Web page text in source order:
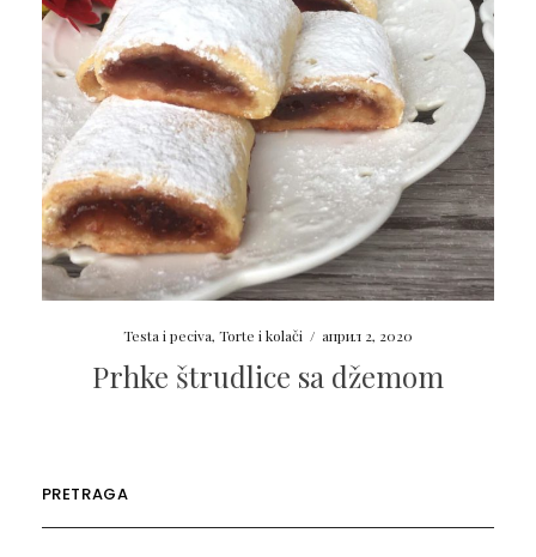
Testa i peciva, Torte i kolači / април 2, 2020
Prhke štrudlice sa džemom
PRETRAGA